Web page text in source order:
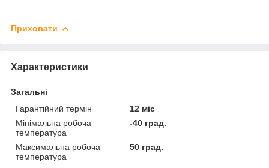
Приховати
Характеристики
Загальні
Гарантійний термін
12 міс
Мінімальна робоча
температура
-40 град.
Максимальна робоча
температура
50 град.